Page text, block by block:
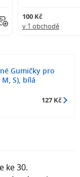
100 Kč
v 1 obchodě
Gumičky pro
S), bílá
127 Kč